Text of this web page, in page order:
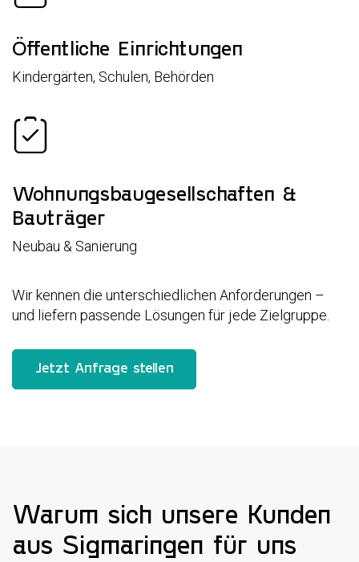
Öffentliche Einrichtungen
Kindergärten, Schulen, Behörden
Wohnungsbaugesellschaften &
Bauträger
Neubau & Sanierung
Wir kennen die unterschiedlichen Anforderungen –
und liefern passende Lösungen für jede Zielgruppe.
Jetzt Anfrage stellen
Warum sich unsere Kunden
aus Sigmaringen für uns